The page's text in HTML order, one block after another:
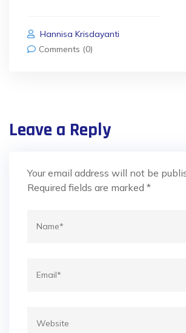
Hannisa Krisdayanti
Comments (0)
Leave a Reply
Your email address will not be
Required fields are marked *